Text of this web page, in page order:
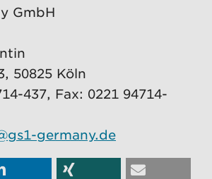
GmbH
50825 Köln
437, Fax: 0221 94714-
germany.de